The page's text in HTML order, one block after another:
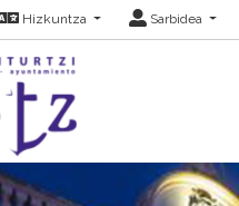
Hizkuntza Sarbidea